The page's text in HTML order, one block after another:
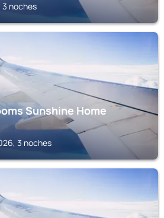
noches
Sunshine Home
3 noches